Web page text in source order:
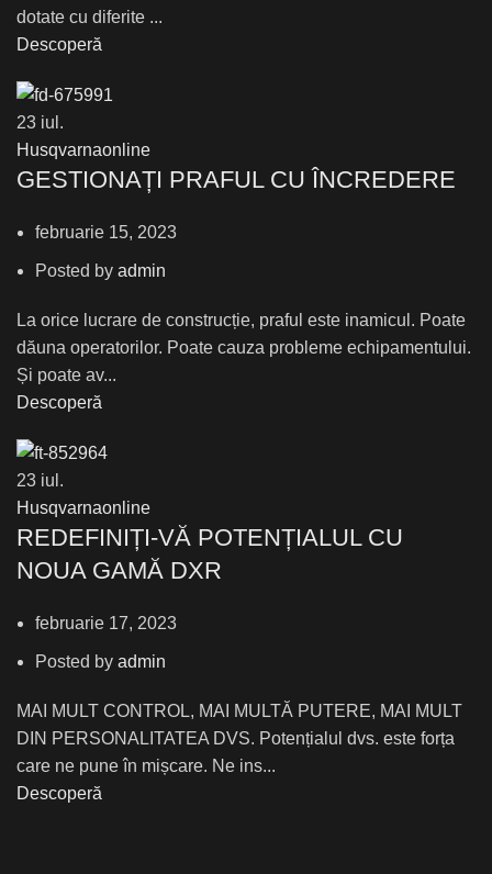
dotate cu diferite ...
Descoperă
23 iul.
Husqvarnaonline
GESTIONAȚI PRAFUL CU ÎNCREDERE
februarie 15, 2023
Posted by admin
La orice lucrare de construcție, praful este inamicul. Poate
dăuna operatorilor. Poate cauza probleme echipamentului.
Și poate av...
Descoperă
23 iul.
Husqvarnaonline
REDEFINIȚI-VĂ POTENȚIALUL CU
NOUA GAMĂ DXR
februarie 17, 2023
Posted by admin
MAI MULT CONTROL, MAI MULTĂ PUTERE, MAI MULT
DIN PERSONALITATEA DVS. Potențialul dvs. este forța
care ne pune în mișcare. Ne ins...
Descoperă